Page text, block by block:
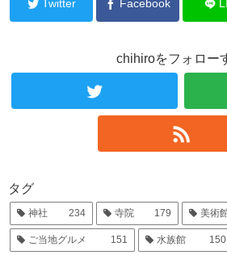
Twitter Facebook
chihiroをフォロー
タグ
神社 234 寺院 179 美術
ご当地グルメ 151 水族館 150